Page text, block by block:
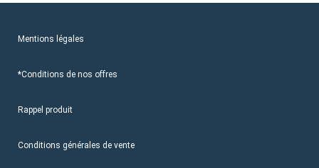
Mentions légales
*Conditions de nos offres
Rappel produit
Conditions générales de vente